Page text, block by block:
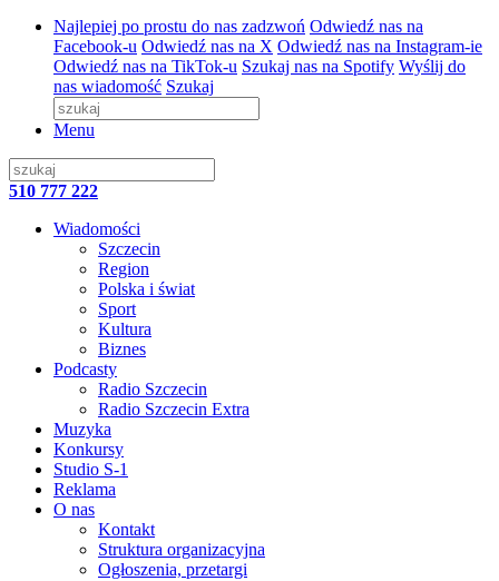
Najlepiej po prostu do nas zadzwoń Odwiedź nas na
Facebook-u Odwiedź nas na X Odwiedź nas na Instagram-ie
Odwiedź nas na TikTok-u Szukaj nas na Spotify Wyślij do
nas wiadomość Szukaj
Menu
510 777 222
Wiadomości
Szczecin
Region
Polska i świat
Sport
Kultura
Biznes
Podcasty
Radio Szczecin
Radio Szczecin Extra
Muzyka
Konkursy
Studio S-1
Reklama
O nas
Kontakt
Struktura organizacyjna
Ogłoszenia, przetargi